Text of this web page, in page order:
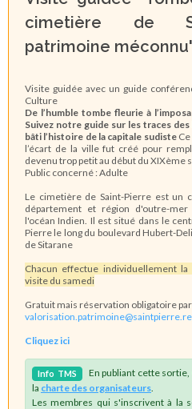
cimetière de
patrimoine
Visite guidée avec un guide
Culture
De l’humble tombe fleurie à
Suivez notre guide sur les traces
bâti l’histoire de la capitale sudisteCe
l’écart de la ville fut créé pour
devenu trop petit au début du XIXème
Public concerné : Adulte
Le cimetière de Saint-Pierre est un
département et région d'outre-
l'océan Indien. Il est situé dans le
Pierre le long du boulevard Hubert-
de Sitarane
Chacun effectue individuellement
visite du samedi
Gratuit mais réservation obligatoire
valorisation.patrimoine@saintpierre.re
Cliquez ici
Info TMS En publiant cette sortie,
la charte des organisateurs
Les membres qui s'inscrivent à la